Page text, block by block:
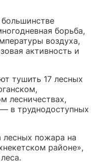
борьба,
воздуха,
активность и
тушить 17 лесных
лесничествах,
в труднодоступных
лесных пожара на
районе»,